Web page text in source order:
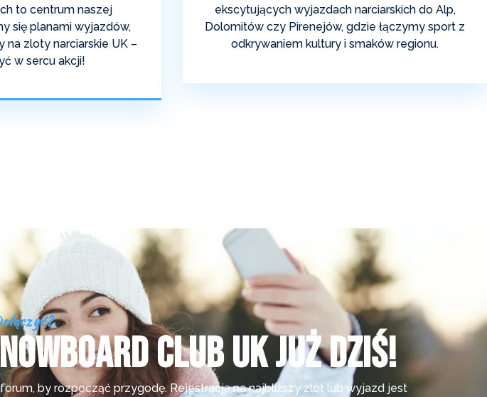
to centrum naszej
się planami wyjazdów,
na zloty narciarskie UK –
w sercu akcji!
ekscytujących wyjazdach narciarskich do Alp,
Dolomitów czy Pirenejów, gdzie łączymy sport z
odkrywaniem kultury i smaków regionu.
Club UK już dziś!
by rozpocząć przygodę. Rejestracja na najbliższy zlot lub wyjazd jest